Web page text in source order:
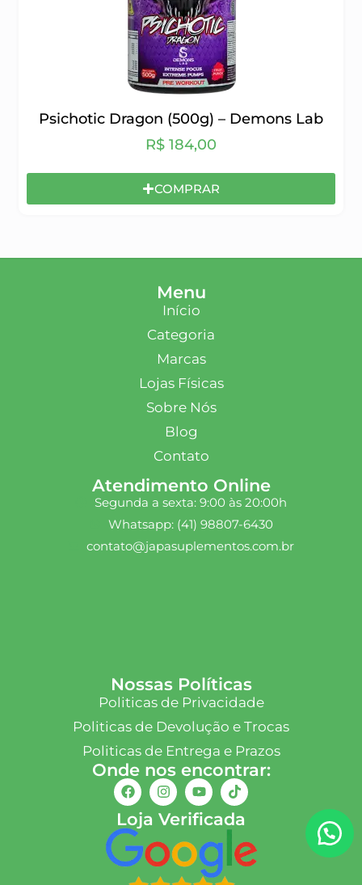
Psichotic Dragon (500g) – Demons Lab
R$ 184,00
COMPRAR
Menu
Início
Categoria
Marcas
Lojas Físicas
Sobre Nós
Blog
Contato
Atendimento Online
Segunda a sexta: 9:00 às 20:00h
Whatsapp: (41) 98807-6430
contato@japasuplementos.com.br
Nossas Políticas
Politicas de Privacidade
Politicas de Devolução e Trocas
Politicas de Entrega e Prazos
Onde nos encontrar:
Loja Verificada